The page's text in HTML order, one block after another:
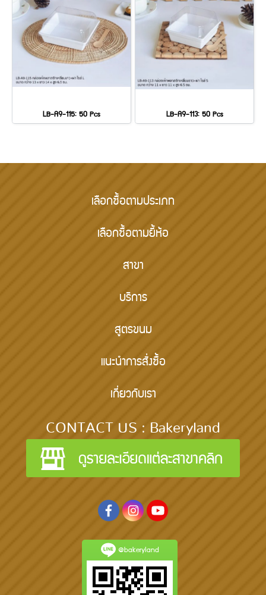
LB-A9-115: 50 Pcs LB-A9-113: 50 Pcs
เลือกซื้อตามประเภท
เลือกซื้อตามยี้ห้อ
สาขา
บริการ
สูตรขนม
แนะนำการสั่งซื้อ
เกี่ยวกับเรา
CONTACT US : Bakeryland
@bakeryland